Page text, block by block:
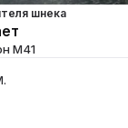
шнека
M41